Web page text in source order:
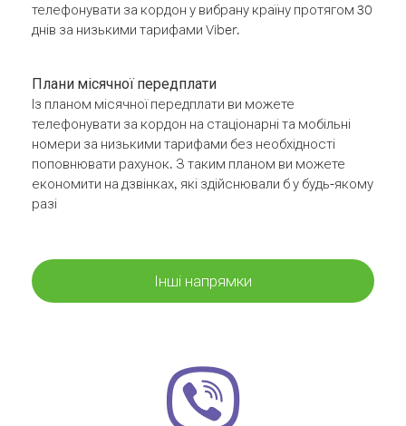
телефонувати за кордон у вибрану країну протягом 30
днів за низькими тарифами Viber.
Плани місячної передплати
Із планом місячної передплати ви можете
телефонувати за кордон на стаціонарні та мобільні
номери за низькими тарифами без необхідності
поповнювати рахунок. З таким планом ви можете
економити на дзвінках, які здійснювали б у будь-якому
разі
Інші напрямки